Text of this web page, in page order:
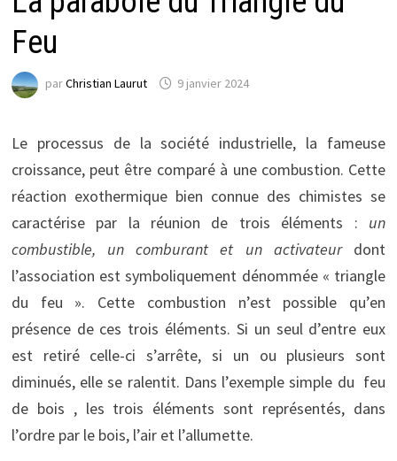
Feu
parChristian Laurut 9 janvier 2024
Le processus de la société industrielle, la fameuse
croissance, peut être comparé à une combustion. Cette
réaction exothermique bien connue des chimistes se
caractérise par la réunion de trois éléments : un
combustible, un comburant et un activateurdont
l’association est symboliquement dénommée « triangle
du feu ». Cette combustion n’est possible qu’en
présence de ces trois éléments. Si un seul d’entre eux
est retiré celle-ci s’arrête, si un ou plusieurs sont
diminués, elle se ralentit. Dans l’exemple simple du feu
de bois , les trois éléments sont représentés, dans
l’ordre par le bois, l’air et l’allumette.